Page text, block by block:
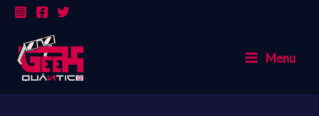
conteúdo
Menu